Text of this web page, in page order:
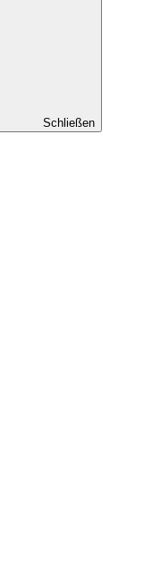
Schließen